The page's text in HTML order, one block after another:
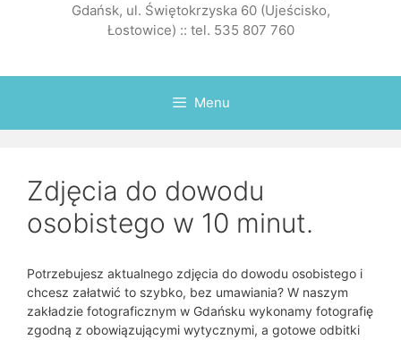
Gdańsk, ul. Świętokrzyska 60 (Ujeścisko,
Łostowice) :: tel. 535 807 760
Menu
Zdjęcia do dowodu
osobistego w 10 minut.
Potrzebujesz aktualnego zdjęcia do dowodu osobistego i
chcesz załatwić to szybko, bez umawiania? W naszym
zakładzie fotograficznym w Gdańsku wykonamy fotografię
zgodną z obowiązującymi wytycznymi, a gotowe odbitki